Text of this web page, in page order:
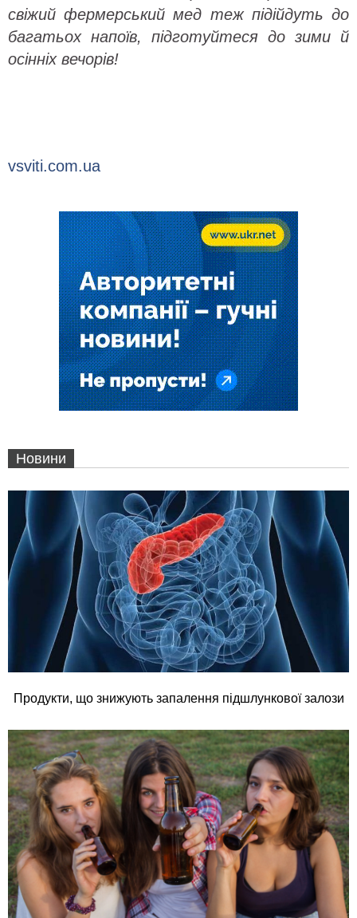
свіжий фермерський мед теж підійдуть до
багатьох напоїв, підготуйтеся до зими й
осінніх вечорів!
vsviti.com.ua
Новини
Продукти, що знижують запалення підшлункової залози